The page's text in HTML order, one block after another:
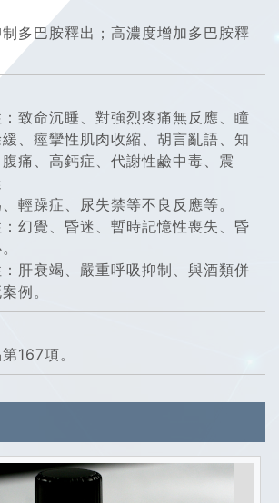
制多巴胺釋出；高濃度增加多巴胺釋
：致命沉睡、對強烈疼痛無反應、瞳
、痙攣性肌肉收縮、胡言亂語、知
痛、高鈣症、代謝性鹼中毒、震
輕躁症、尿失禁等不良反應等。
：幻覺、昏迷、暫時記憶性喪失、昏
：肝衰竭、嚴重呼吸抑制、與酒類併
例。
167項。